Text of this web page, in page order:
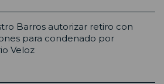
Barros autorizar retiro con
para condenado por
Veloz